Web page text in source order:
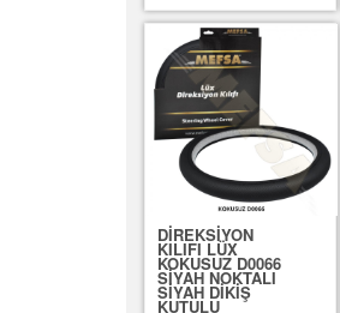
DİREKSİYON
KILIFI LÜX
KOKUSUZ D0066
SİYAH NOKTALI
SİYAH DİKİŞ
KUTULU